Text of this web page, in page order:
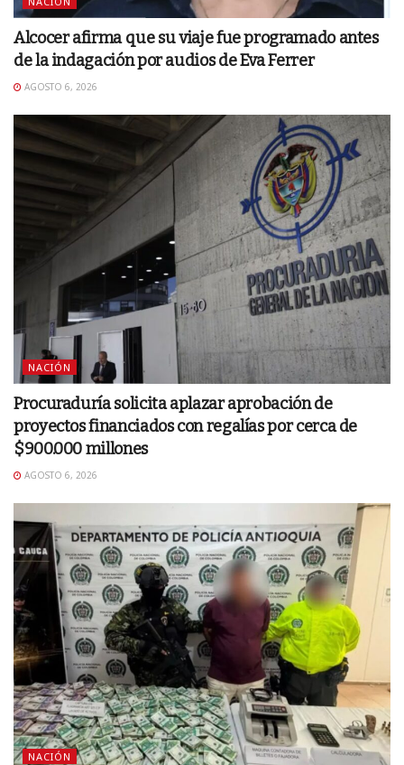
Alcocer afirma que su viaje fue programado antes
de la indagación por audios de Eva Ferrer
AGOSTO 6, 2026
NACIÓN
Procuraduría solicita aplazar aprobación de
proyectos financiados con regalías por cerca de
$900.000 millones
AGOSTO 6, 2026
NACIÓN